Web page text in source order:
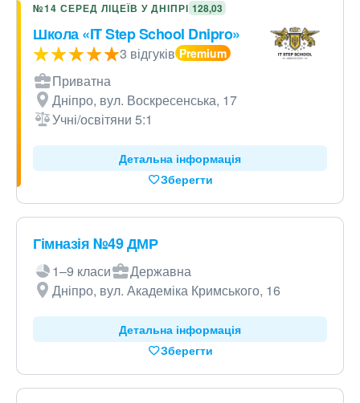
№14 СЕРЕД ЛІЦЕЇВ У ДНІПРІ 128,03
Школа «IT Step School Dnipro»
3 відгуків
Приватна
Дніпро, вул. Воскресенська, 17
Учні/освітяни 5:1
Детальна інформація
Зберегти
Гімназія №49 ДМР
1–9 класи
Державна
Дніпро, вул. Академіка Кримського, 16
Детальна інформація
Зберегти